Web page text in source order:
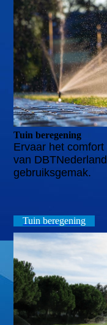
Tuin beregening
Ervaar het
van
gebruiksgemak.
Tuin beregening